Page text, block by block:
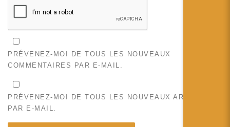
PRÉVENEZ-MOI DE TOUS LES NOUVEAUX
COMMENTAIRES PAR E-MAIL.
PRÉVENEZ-MOI DE TOUS LES NOUVEAUX ARTICLES
PAR E-MAIL.